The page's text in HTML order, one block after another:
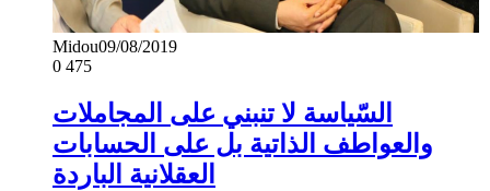
Midou09/08/2019
0 475
السّياسة لا تنبني على المجاملات
والعواطف الذاتية بل على الحسابات
العقلانية الباردة